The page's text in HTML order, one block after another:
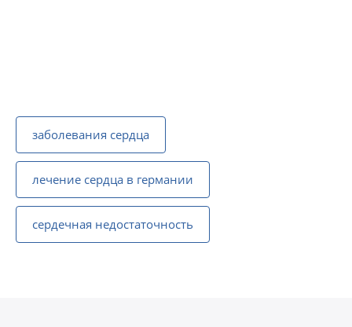
заболевания сердца
лечение сердца в германии
сердечная недостаточность